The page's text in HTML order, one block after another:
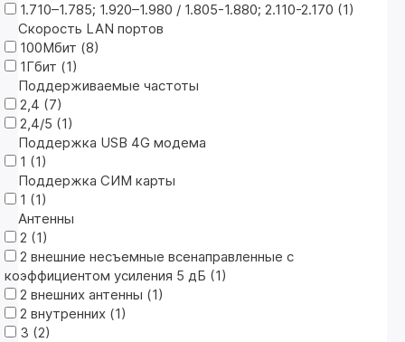
1.710–1.785; 1.920–1.980 / 1.805-1.880; 2.110-2.170 (1)
Скорость LAN портов
100Мбит (8)
1Гбит (1)
Поддерживаемые частоты
2,4 (7)
2,4/5 (1)
Поддержка USB 4G модема
1 (1)
Поддержка CИМ карты
1 (1)
Антенны
2 (1)
2 внешние несъемные всенаправленные с
коэффициентом усиления 5 дБ (1)
2 внешних антенны (1)
2 внутренних (1)
3 (2)